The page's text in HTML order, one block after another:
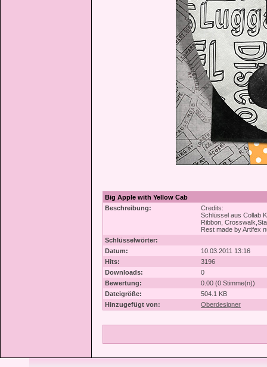
Big Apple with Yellow Cab
Beschreibung:
Credits:
Schlüssel aus Collab
Ribbon,
Rest made by Artifex
Schlüsselwörter:
Datum:
10.03.2011 13:16
Hits:
3196
Downloads:
0
Bewertung:
0.00 (0 Stimme(n))
Dateigröße:
504.1 KB
Hinzugefügt von:
Oberdesigner